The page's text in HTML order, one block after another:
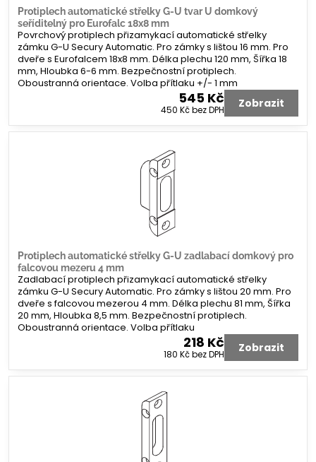
Protiplech automatické střelky G-U tvar U domkový
seříditelný pro Eurofalc 18x8 mm
Povrchový protiplech přizamykací automatické střelky
zámku G-U Secury Automatic. Pro zámky s lištou 16 mm. Pro
dveře s Eurofalcem 18x8 mm. Délka plechu 120 mm, Šířka 18
mm, Hloubka 6-6 mm. Bezpečnostní protiplech.
Oboustranná orientace. Volba přítlaku +/- 1 mm
545 Kč
450 Kčbez DPH Zobrazit
Protiplech automatické střelky G-U zadlabací domkový pro
falcovou mezeru 4 mm
Zadlabací protiplech přizamykací automatické střelky
zámku G-U Secury Automatic. Pro zámky s lištou 20 mm. Pro
dveře s falcovou mezerou 4 mm. Délka plechu 81 mm, Šířka
20 mm, Hloubka 8,5 mm. Bezpečnostní protiplech.
Oboustranná orientace. Volba přítlaku
218 Kč
180 Kčbez DPH Zobrazit